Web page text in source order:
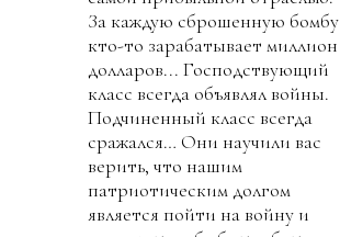
За каждую сброшенную бомбу
кто-то зарабатывает миллион
долларов... Господствующий
класс всегда объявлял войны.
Подчиненный класс всегда
сражался… Они научили вас
верить, что нашим
патриотическим долгом
является пойти на войну и